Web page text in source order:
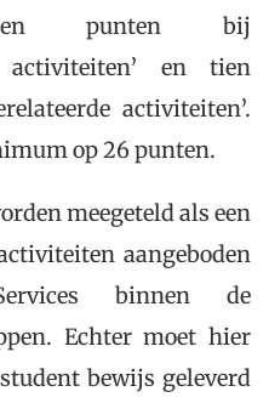
punten bij
activiteiten’ en tien
activiteiten’.
op 26 punten.
meegeteld als een
aangeboden
binnen de
Echter moet hier
bewijs geleverd